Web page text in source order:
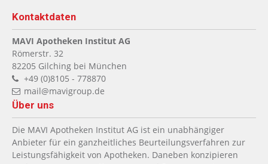
Kontaktdaten
MAVI Apotheken Institut AG
Römerstr. 32
82205 Gilching bei München
+49 (0)8105 - 778870
mail@mavigroup.de
Über uns
Die MAVI Apotheken Institut AG ist ein unabhängiger
Anbieter für ein ganzheitliches Beurteilungsverfahren zur
Leistungsfähigkeit von Apotheken. Daneben konzipieren